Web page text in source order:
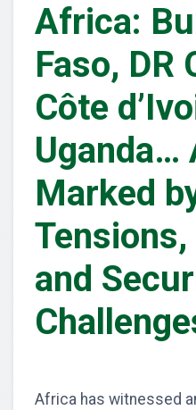
Africa:
Faso, DR
Côte
Uganda…
Marked
and
Africa has witnessed